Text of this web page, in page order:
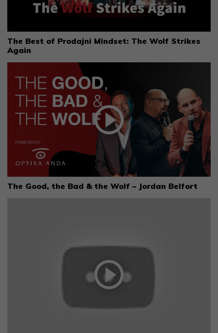
The Best of Prodajni Mindset: The Wolf Strikes
Again
The Good, the Bad & the Wolf – Jordan Belfort